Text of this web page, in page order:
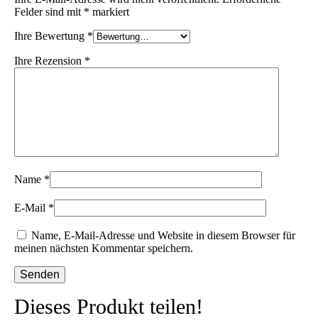
Felder sind mit * markiert
Ihre Bewertung *
Ihre Rezension *
Name *
E-Mail *
Name, E-Mail-Adresse und Website in diesem Browser für
meinen nächsten Kommentar speichern.
Dieses Produkt teilen!